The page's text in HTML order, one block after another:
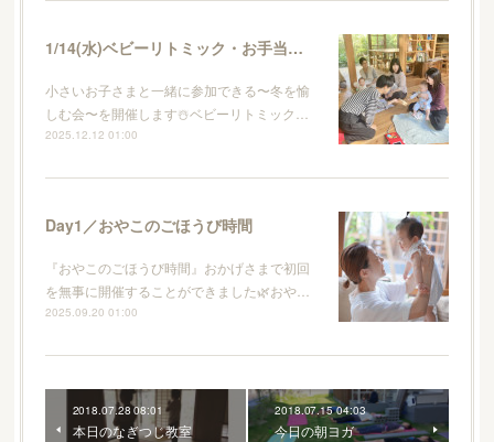
1/14(水)ベビーリトミック・お手当て・ランチの会
小さいお子さまと一緒に参加できる〜冬を愉
しむ会〜を開催します☃️ベビーリトミック…
2025.12.12 01:00
Day1／おやこのごほうび時間
『おやこのごほうび時間』おかげさまで初回
を無事に開催することができました🌿おや…
2025.09.20 01:00
2018.07.28 08:01
本日のなぎつじ教室
2018.07.15 04:03
今日の朝ヨガ